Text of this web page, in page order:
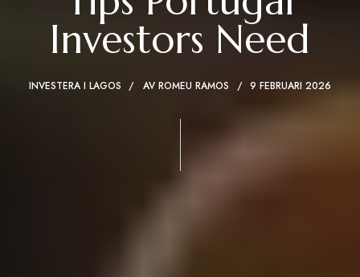
Investors Need
INVESTERA I LAGOS AV ROMEU RAMOS 9 FEBRUARI 2026